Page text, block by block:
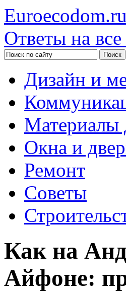
Euroecodom.ru
Ответы на
Дизайн и
Материалы
Окна и
Ремонт
Советы
Как на
Айфоне: